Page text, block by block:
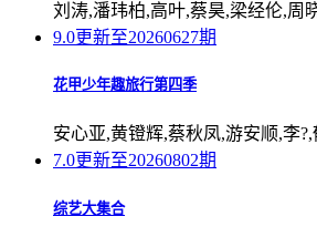
刘涛,潘玮柏,高叶,蔡昊,梁经伦,周
9.0更新至20260627期
花甲少年趣旅行第四季
安心亚,黄镫辉,蔡秋凤,游安顺,李
7.0更新至20260802期
综艺大集合